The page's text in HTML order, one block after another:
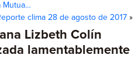
Mutua…
clima 28 de agosto de 2017»
Lizbeth Colín
lamentablemente